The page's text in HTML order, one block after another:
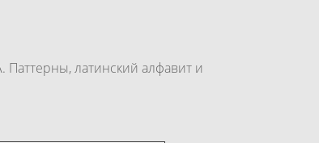
латинский алфавит и